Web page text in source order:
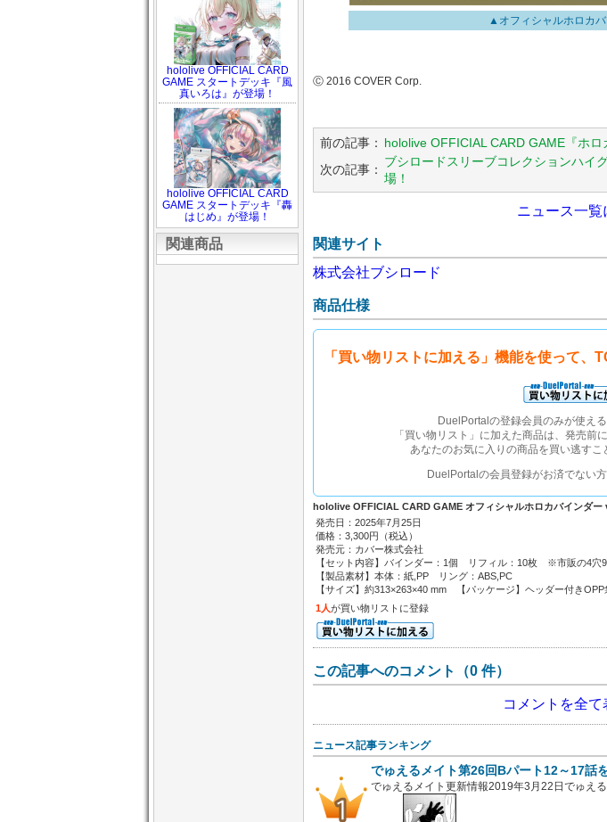
hololive OFFICIAL CARD
GAME スタートデッキ『風
真いろは』が登場！
hololive OFFICIAL CARD
GAME スタートデッキ『轟
はじめ』が登場！
関連商品
▲オフィシャルホロカ
Ⓒ 2016 COVER Corp.
前の記事： hololive OFFICIAL CARD GAME『ホロ
次の記事：
ブシロードスリーブコレクションハイ
場！
ニュース一覧
関連サイト
株式会社ブシロード
商品仕様
「買い物リストに加える」機能を使って、
DuelPortalの登録会員のみが使え
「買い物リスト」に加えた商品は、発売前
あなたのお気に入りの商品を買い逃すこ
DuelPortalの会員登録がお済でない
hololive OFFICIAL CARD GAME オフィシャルホロカバインダー
発売日：2025年7月25日
価格：3,300円（税込）
発売元：カバー株式会社
【セット内容】バインダー：1個 リフィル：10枚 ※市販の4穴
【製品素材】本体：紙,PP リング：ABS,PC
【サイズ】約313×263×40 mm 【パッケージ】ヘッダー付きOPP
1人が買い物リストに登録
この記事へのコメント（0 件）
コメントを全て
ニュース記事ランキング
でゅえるメイト第26回Bパート12～17話
でゅえるメイト更新情報2019年3月22日でゅえ